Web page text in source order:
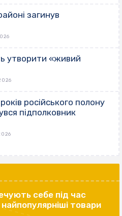
загинув
утворити «живий
російського полону
підполковник
себе під час
товари